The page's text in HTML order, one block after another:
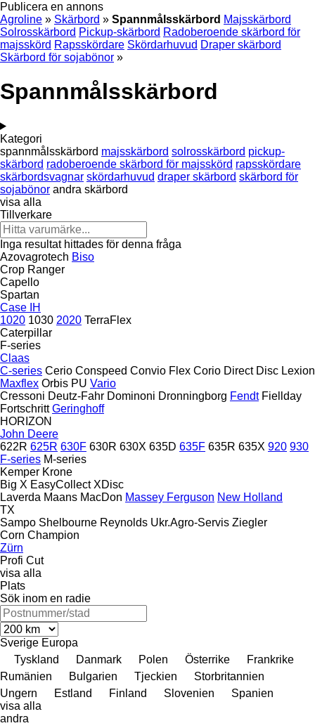
Publicera en annons
Agroline » Skärbord » Spannmålsskärbord Majsskärbord
Solrosskärbord Pickup-skärbord Radoberoende skärbord för
majsskörd Rapsskördare Skördarhuvud Draper skärbord
Skärbord för sojabönor »
Spannmålsskärbord
Kategori
spannmålsskärbord majsskärbord solrosskärbord pickup-
skärbord radoberoende skärbord för majsskörd rapsskördare
skärbordsvagnar skördarhuvud draper skärbord skärbord för
sojabönor andra skärbord
visa alla
Tillverkare
Inga resultat hittades för denna fråga
Azovagrotech Biso
Crop Ranger
Capello
Spartan
Case IH
1020 1030 2020 TerraFlex
Caterpillar
F-series
Claas
C-series Cerio Conspeed Convio Flex Corio Direct Disc Lexion
Maxflex Orbis PU Vario
Cressoni Deutz-Fahr Dominoni Dronningborg Fendt Fiellday
Fortschritt Geringhoff
HORIZON
John Deere
622R 625R 630F 630R 630X 635D 635F 635R 635X 920 930
F-series M-series
Kemper Krone
Big X EasyCollect XDisc
Laverda Maans MacDon Massey Ferguson New Holland
TX
Sampo Shelbourne Reynolds Ukr.Agro-Servis Ziegler
Corn Champion
Zürn
Profi Cut
visa alla
Plats
Sök inom en radie
Sverige Europa
Tyskland
Danmark Polen Österrike
Frankrike
Rumänien
Bulgarien Tjeckien
Storbritannien
Ungern
Estland Finland Slovenien
Spanien
visa alla
andra